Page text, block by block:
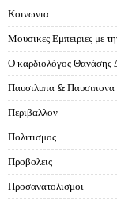
Κοινωνια
Μουσικες Εμπειριες με
Ο καρδιολόγος Θανάσης
Παυσιλυπα & Παυσιπονα
Περιβαλλον
Πολιτισμος
Προβολεις
Προσανατολισμοι